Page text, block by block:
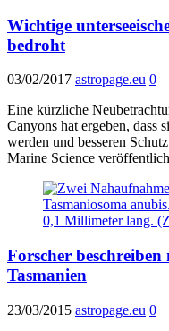
Wichtige
bedroht
03/02/2017 astropage.eu 0
Eine kürzliche
Canyons hat ergeben, dass
werden und besseren
Marine Science
Forscher beschreiben
Tasmanien
23/03/2015 astropage.eu 0